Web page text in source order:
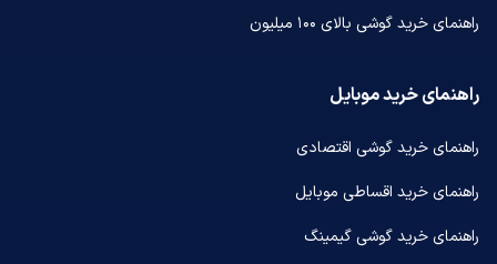
راهنمای خرید گوشی بالای ۱۰۰ میلیون
راهنمای خرید موبایل
راهنمای خرید گوشی اقتصادی
راهنمای خرید اقساطی موبایل
راهنمای خرید گوشی گیمینگ